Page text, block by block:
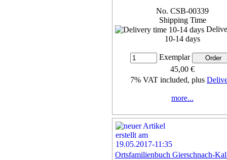
No. CSB-00339
Shipping Time
10-14 days
Exemplar
45,00 €
7% VAT included, plus
more...
Ortsfamilienbuch Gierschnach-